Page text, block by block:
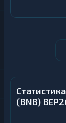
(BNB)